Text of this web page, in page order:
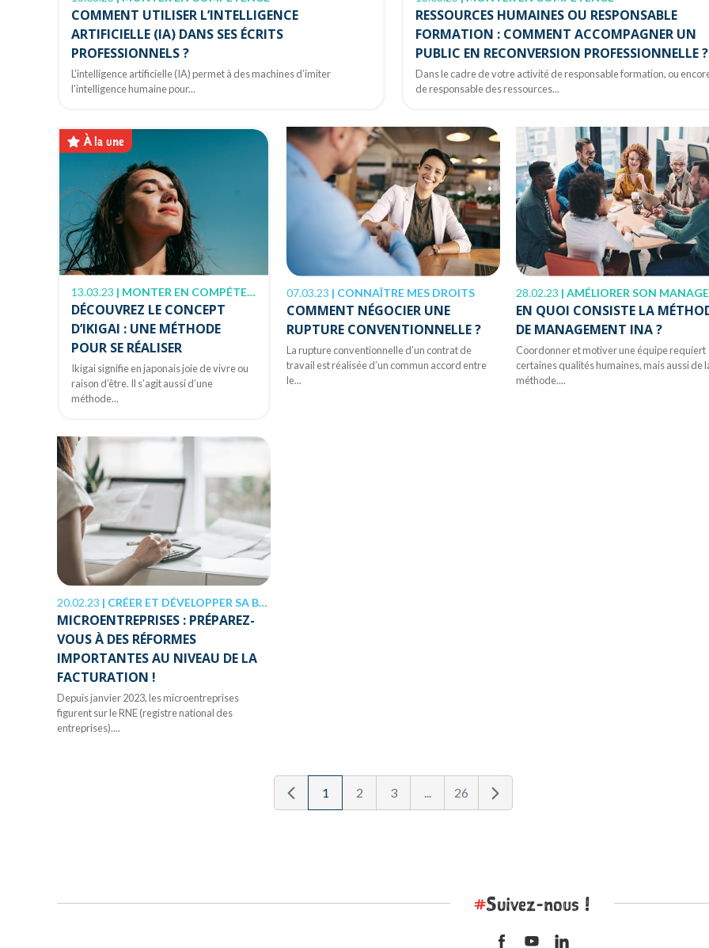
COMMENT UTILISER L’INTELLIGENCE
ARTIFICIELLE (IA) DANS SES ÉCRITS
PROFESSIONNELS ?
L’intelligence artificielle (IA) permet à des machines d’imiter
l’intelligence humaine pour...
RESSOURCES HUMAINES OU RESPONSABLE
FORMATION : COMMENT ACCOMPAGNER UN
PUBLIC EN RECONVERSION PROFESSIONNELLE ?
Dans le cadre de votre activité de responsable formation, ou
de responsable des ressources...
À la une
13.03.23 | MONTER EN COMPÉTENCE
DÉCOUVREZ LE CONCEPT
D’IKIGAI : UNE MÉTHODE
POUR SE RÉALISER
Ikigai signifie en japonais joie de vivre ou
raison d’être. Il s’agit aussi d’une
méthode...
07.03.23 | CONNAÎTRE MES DROITS
COMMENT NÉGOCIER UNE
RUPTURE CONVENTIONNELLE ?
La rupture conventionnelle d’un contrat de
travail est réalisée d’un commun accord entre
le...
28.02.23 | AMÉLIORER SON
EN QUOI CONSISTE LA
DE MANAGEMENT INA ?
Coordonner et motiver une équipe requiert
certaines qualités humaines, mais aussi de
méthode....
20.02.23 | CRÉER ET DÉVELOPPER SA BOÎTE
MICROENTREPRISES : PRÉPAREZ-
VOUS À DES RÉFORMES
IMPORTANTES AU NIVEAU DE LA
FACTURATION !
Depuis janvier 2023, les microentreprises
figurent sur le RNE (registre national des
entreprises)....
1 2 3 26
#Suivez-nous !